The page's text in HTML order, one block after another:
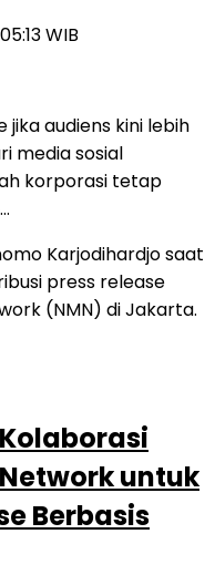
WIB
jika audiens kini lebih
media sosial
korporasi tetap
untuk
Berbasis